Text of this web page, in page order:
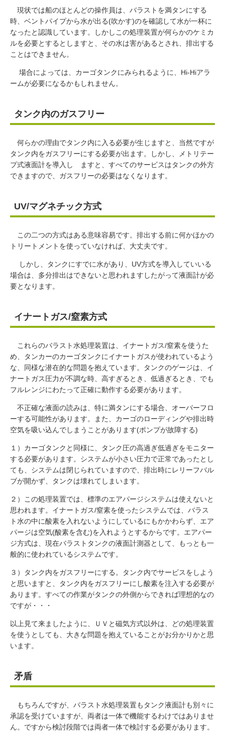
現状では船のほとんどの操作員は、バラストを満タンにする
時、ベントパイプから水が出る(吹かす)のを確認して水が一杯に
なったと認識しています。しかしこの処理装置が何らかのケミカ
ルを必要とするとしますと、その水は害があるとされ、排出する
ことはできません。
場合によっては、カーゴタンクにみられるように、Hi-Hiアラ
ームが必要になるかもしれません。
タンク内のガスフリー
何らかの理由でタンク内に入る必要が生じますと、当然ですが
タンク内をガスフリーにする必要が出ます。しかし、メトリテー
プ式液面計を導入し ますと、すべてのサービスはタンクの外方
できますので、ガスフリーの必要はなくなります。
UV/マグネチック方式
この二つの方式はある意味容易です。排出する前に何かほかの
トリートメントを使っていなければ、大丈夫です。
しかし、タンクにすでに水があり、UV方式を導入していいる
場合は、多分排出はできないと思われますしたがって液面計が必
要となります。
イナートガス/窒素方式
これらのバラスト水処理装置は、イナートガス/窒素を使うた
め、タンカーのカーゴタンクにイナートガスが使われているよう
な、同様な潜在的な問題を抱えています。タンクのゲージは、イ
ナートガス圧力が不調な時、高すぎるとき、低過ぎるとき、でも
フルレンジにわたって正確に動作する必要があります。
不正確な液面の読みは、特に満タンにする場合、オーバーフロ
ーする可能性があります。また、カーゴのローディングや排出時
空気を吸い込んでしまうことがあります(ポンプが故障する)
１）カーゴタンクと同様に、タンク圧の高過ぎ低過ぎをモニター
する必要があります。システムが小さい圧力で正常であったとし
ても、システムは閉じられていますので、排出時にレリーフバル
ブが開かず、タンクは壊れてしまいます。
２）この処理装置では、標準のエアパージシステムは使えないと
思われます。イナートガス/窒素を使ったシステムでは、バラス
ト水の中に酸素を入れないようにしているにもかかわらず、エア
パージは空気(酸素を含む)を入れようとするからです。エアパー
ジ方式は、現在バラストタンクの液面計測器として、もっとも一
般的に使われているシステムです。
３）タンク内をガスフリーにする。タンク内でサービスをしよう
と思いますと、タンク内をガスフリーにし酸素を注入する必要が
あります。すべての作業がタンクの外側からできれば理想的なの
ですが・・・
以上見て来ましたように、ＵＶと磁気方式以外は、どの処理装置
を使うとしても、大きな問題を抱えていることがお分かりかと思
います。
矛盾
もちろんですが、バラスト水処理装置もタンク液面計も別々に
承認を受けていますが、両者は一体で機能するわけではありませ
ん。ですから検討段階では両者一体で検討する必要があります。